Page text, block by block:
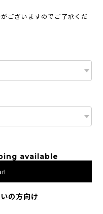
ございますのでご了承くだ
available
の方向け